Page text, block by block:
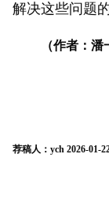
解决这些问题
（作者：
荐稿人：ych 2026-01-